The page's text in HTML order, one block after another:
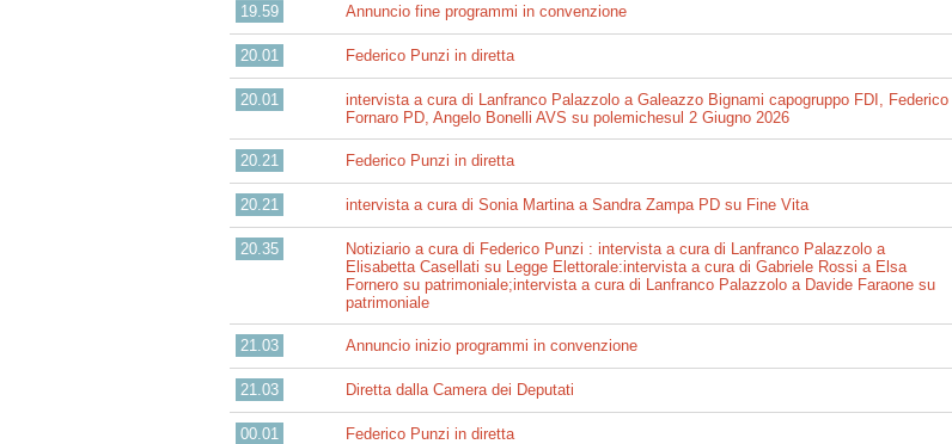
19.59 Annuncio fine programmi in convenzione
20.01 Federico Punzi in diretta
20.01
intervista a cura di Lanfranco Palazzolo a Galeazzo Bignami capogruppo FDI, Federico
Fornaro PD, Angelo Bonelli AVS su polemichesul 2 Giugno 2026
20.21 Federico Punzi in diretta
20.21 intervista a cura di Sonia Martina a Sandra Zampa PD su Fine Vita
20.35
Notiziario a cura di Federico Punzi : intervista a cura di Lanfranco Palazzolo a
Elisabetta Casellati su Legge Elettorale:intervista a cura di Gabriele Rossi a Elsa
Fornero su patrimoniale;intervista a cura di Lanfranco Palazzolo a Davide Faraone su
patrimoniale
21.03 Annuncio inizio programmi in convenzione
21.03 Diretta dalla Camera dei Deputati
00.01 Federico Punzi in diretta